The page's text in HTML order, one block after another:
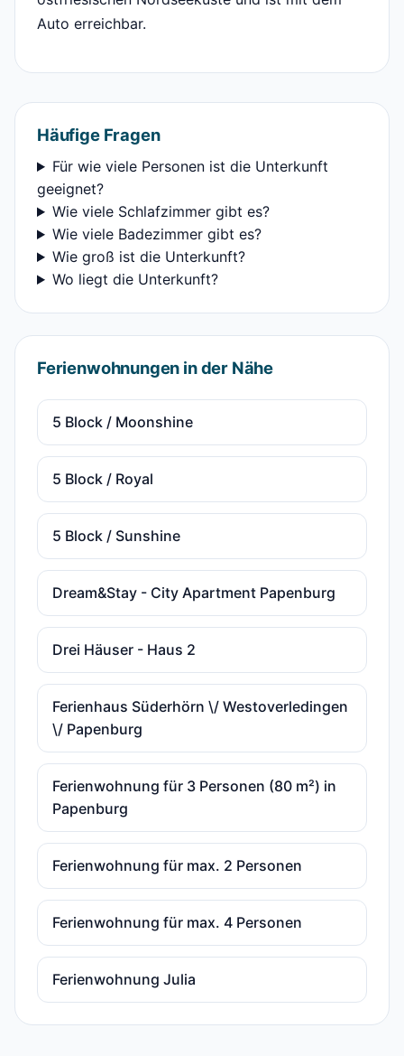
Auto erreichbar.
Häufige Fragen
Für wie viele Personen ist die Unterkunft
geeignet?
Wie viele Schlafzimmer gibt es?
Wie viele Badezimmer gibt es?
Wie groß ist die Unterkunft?
Wo liegt die Unterkunft?
Ferienwohnungen in der Nähe
5 Block / Moonshine
5 Block / Royal
5 Block / Sunshine
Dream&Stay - City Apartment Papenburg
Drei Häuser - Haus 2
Ferienhaus Süderhörn \/ Westoverledingen
\/ Papenburg
Ferienwohnung für 3 Personen (80 m²) in
Papenburg
Ferienwohnung für max. 2 Personen
Ferienwohnung für max. 4 Personen
Ferienwohnung Julia